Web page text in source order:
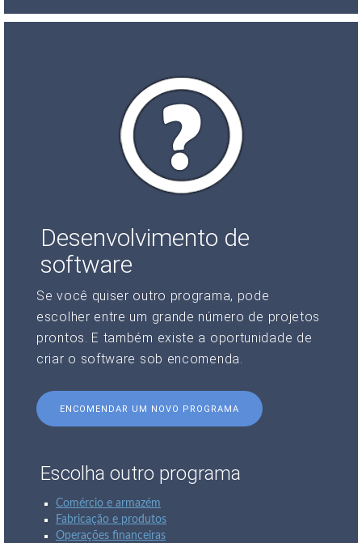
Desenvolvimento de
software
Se você quiser outro programa, pode
escolher entre um grande número de projetos
prontos. E também existe a oportunidade de
criar o software sob encomenda.
ENCOMENDAR UM NOVO PROGRAMA
Escolha outro programa
Comércio e armazém
Fabricação e produtos
Operações financeiras